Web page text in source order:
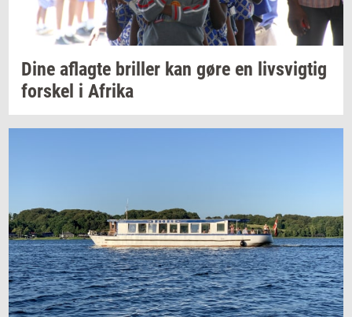
Dine af­lag­te bril­ler kan gøre en livsvig­tig
for­skel i Afri­ka